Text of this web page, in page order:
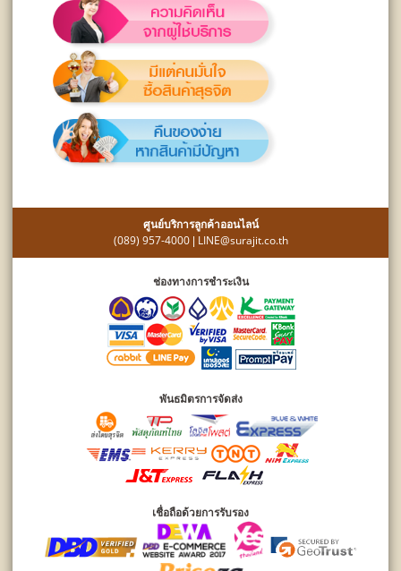
ศูนย์บริการลูกค้าออนไลน์
(089) 957-4000| LINE@surajit.co.th
ช่องทางการชำระเงิน
พันธมิตรการจัดส่ง
เชื่อถือด้วยการรับรอง